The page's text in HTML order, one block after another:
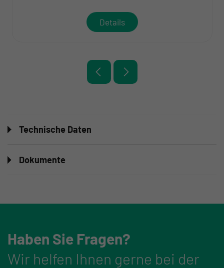
Details
Technische Daten
Dokumente
Haben Sie Fragen?
Wir helfen Ihnen gerne bei der